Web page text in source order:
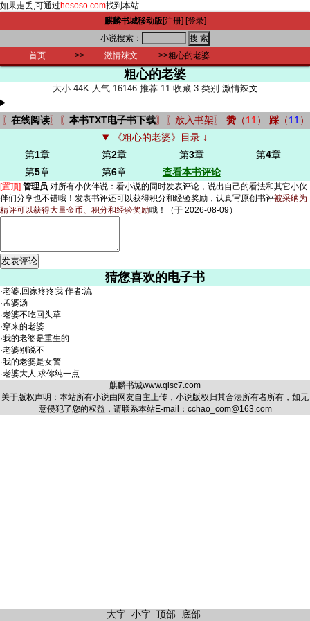
如果走丢,可通过hesoso.com找到本站.
麒麟书城移动版[注册] [登录]
小说搜索：
首页
>> 激情辣文 >>粗心的老婆
粗心的老婆
大小:44K 人气:16146 推荐:11 收藏:3 类别:激情辣文
〖 在线阅读〗〖 本书TXT电子书下载〗〖 放入书架〗 赞（11 ） 踩（11 ）
《粗心的老婆》目录 ↓
第1章 第2章 第3章 第4章
第5章 第6章 查看本书评论
[置顶] 管理员 对所有小伙伴说： 看小说的同时发表评论，说出自己的看法和其它小伙
伴们分享也不错哦！发表书评还可以获得积分和经验奖励，认真写原创书评被采纳为
精评可以获得大量金币、积分和经验奖励哦！ （于 2026-08-09）
猜您喜欢的电子书
·老婆,回家疼疼我 作者:流
·孟婆汤
·老婆不吃回头草
·穿来的老婆
·我的老婆是重生的
·老婆别说不
·我的老婆是女警
·老婆大人,求你纯一点
大字 小字 顶部 底部
麒麟书城www.qlsc7.com
关于版权声明：本站所有小说由网友自主上传，小说版权归其合法所有者所有，如无
意侵犯了您的权益，请联系本站E-mail：cchao_com@163.com